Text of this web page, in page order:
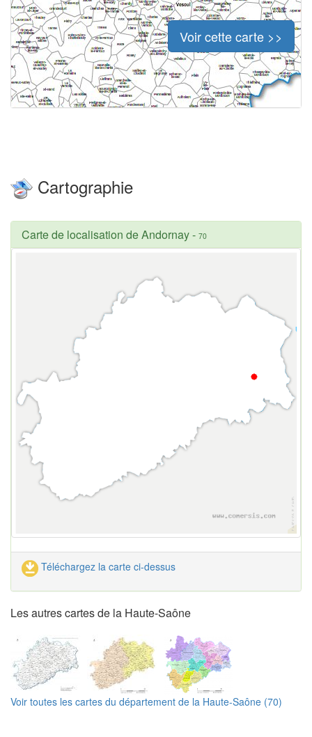
Voir cette carte >>
Cartographie
Carte de localisation de Andornay- 70
Téléchargez la carte ci-dessus
Les autres cartes de la Haute-Saône
Voir toutes les cartes du département de la Haute-Saône (70)